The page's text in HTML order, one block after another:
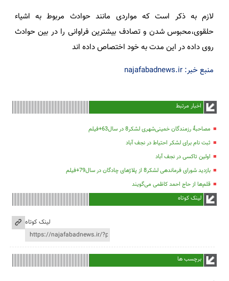
لازم به ذکر است که مواردی مانند حوادث مربوط به اشیاء
حلقوی،محبوس شدن و تصادف بیشترین فراوانی را در بین حوادث
روی داده در این مدت به خود اختصاص داده اند
منبع خبر: najafabadnews.ir
اخبار مرتبط
مصاحبۀ رزمندگان خمینی‌شهری لشکر8 در سال63+فیلم
ثبت نام برای لشکر احتیاط در نجف آباد
اولین تاکسی در نجف آباد
بازدید شورای فرماندهی لشکر8 از پلاژهای چادگان در سال79+فیلم
قلم‌ها از حاج احمد کاظمی می‌گویند
لینک کوتاه
لینک کوتاه
برچسب ها